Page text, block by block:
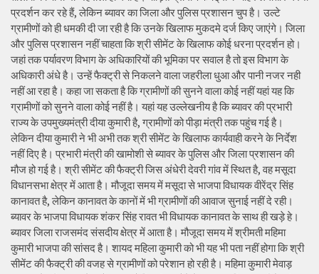
प्रदर्शन कर रहे हैं, लेकिन ब्यावर का जिला और पुलिस प्रशासन चुप है। उल्टे
ग्रामीणों को ही धमकी दी जा रही है कि उनके खिलाफ मुकदमे दर्ज किए जाएंगे। जिला
और पुलिस प्रशासन नहीं चाहता कि श्री सीमेंट के खिलाफ कोई धरना प्रदर्शन हो।
जहां तक पर्यावरण विभाग के अधिकारियों की भूमिका पर सवाल है तो इस विभाग के
अधिकारी अंधे है। उन्हें फैक्ट्री से निकलने वाला जहरीला धुआ और पानी नजर नही
नहीं आ रहा है। कहा जा सकता है कि ग्रामीणों की सुनने वाला कोई नहीं यहां यह कि
ग्रामीणों को सुनने वाला कोई नहीं है। यहां यह उल्लेखनीय है कि ब्यावर की प्रभारी
राज्य के उपमुख्यमंत्री दीया कुमारी है, ग्रामीणों को पीड़ा मंत्री तक पहुंच गई है।
लेकिन दीया कुमारी ने भी अभी तक श्री सीमेंट के खिलाफ कार्यवाही करने के निर्देश
नहीं दिए है। प्रभारी मंत्री की खामोशी से ब्यावर के पुलिस और जिला प्रशासन की
मौज हो गई है। श्री सीमेंट की फैक्ट्री जिस अंधेरी देवरी गांव में स्थित है, वह मसूदा
विधानसभा क्षेत्र में आता है। मौजूदा समय में मसूदा से भाजपा विधायक वीरेंद्र सिंह
कानावत है, लेकिन कानावत के कानों में भी ग्रामीणों की आवाज सुनाई नहीं दे रही।
ब्यावर के भाजपा विधायक शंकर सिंह रावत भी विधायक कानावत के साथ ही खड़े हे।
ब्यावर जिला राजसमंद संसदीय क्षेत्र में आता है। मौजूदा समय में श्रीमती महिमा
कुमारी भाजपा की सांसद है। शायद महिला कुमारी को भी यह भी पता नहीं होगा कि श्री
सीमेंट की फैक्ट्री की वजह से ग्रामीणों को परेशान हो रही है। महिमा कुमारी मेवाड़